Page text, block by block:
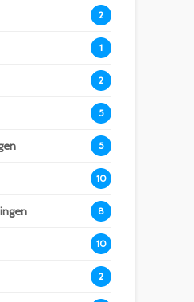
2
1
2
5
5
10
8
10
2